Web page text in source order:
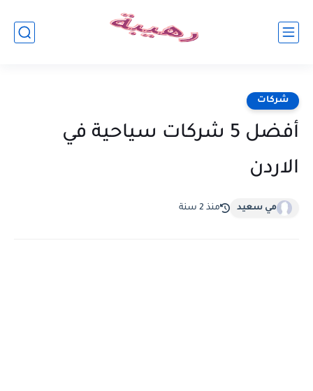
شركات
أفضل 5 شركات سياحية في
الاردن
مي سعيد منذ 2 سنة